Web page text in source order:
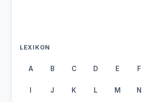
LEXIKON
A B C D E F
I J K L M N